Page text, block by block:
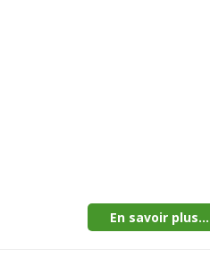
En savoir plus...